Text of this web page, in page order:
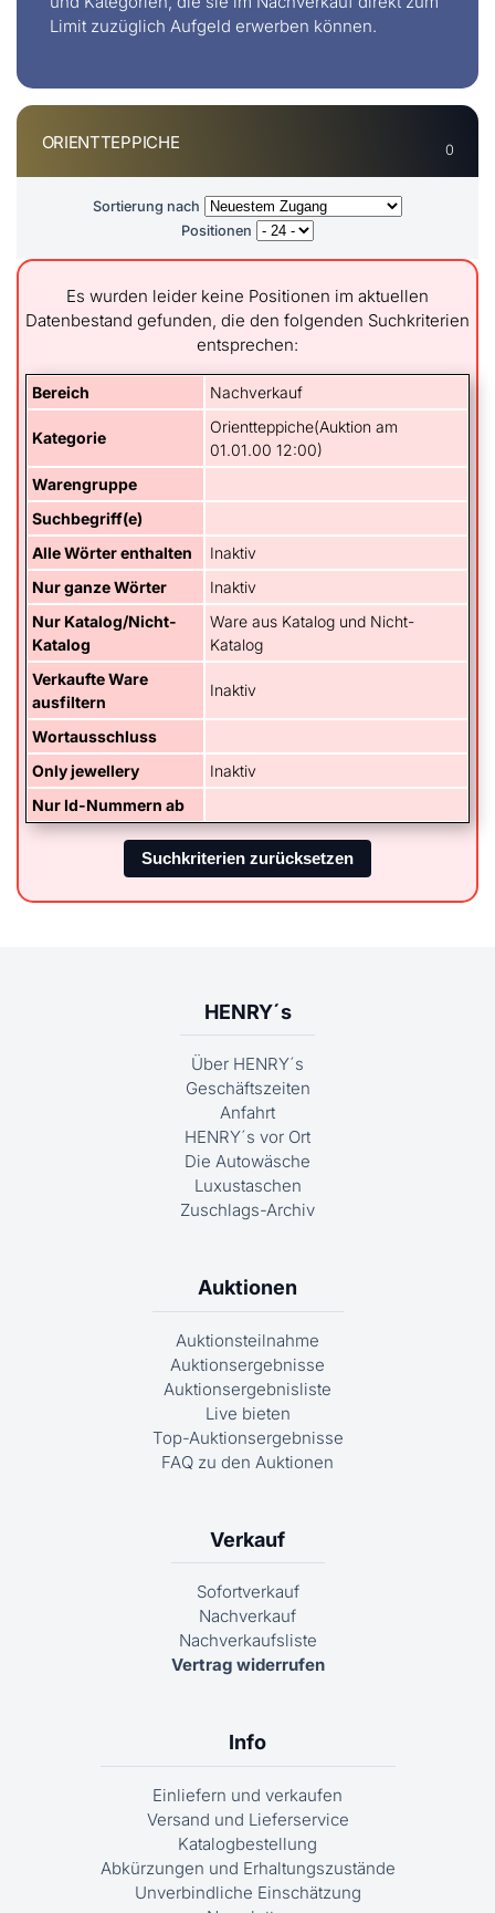
Limit zuzüglich Aufgeld erwerben können.
ORIENTTEPPICHE 0
Sortierung nach
Positionen
Es wurden leider keine Positionen im aktuellen
Datenbestand gefunden, die den folgenden Suchkriterien
entsprechen:
Bereich Nachverkauf
Kategorie
Orientteppiche(Auktion am
01.01.00 12:00)
Warengruppe
Suchbegriff(e)
Alle Wörter enthalten
Inaktiv
Nur ganze Wörter
Inaktiv
Nur Katalog/Nicht-
Katalog
Ware aus Katalog und Nicht-
Katalog
Verkaufte Ware
ausfiltern
Inaktiv
Wortausschluss
Only jewellery
Inaktiv
Nur Id-Nummern ab
HENRY´s
Über HENRY´s
Geschäftszeiten
Anfahrt
HENRY´s vor Ort
Die Autowäsche
Luxustaschen
Zuschlags-Archiv
Auktionen
Auktionsteilnahme
Auktionsergebnisse
Auktionsergebnisliste
Live bieten
Top-Auktionsergebnisse
FAQ zu den Auktionen
Verkauf
Sofortverkauf
Nachverkauf
Nachverkaufsliste
Vertrag widerrufen
Info
Einliefern und verkaufen
Versand und Lieferservice
Katalogbestellung
Abkürzungen und Erhaltungszustände
Unverbindliche Einschätzung